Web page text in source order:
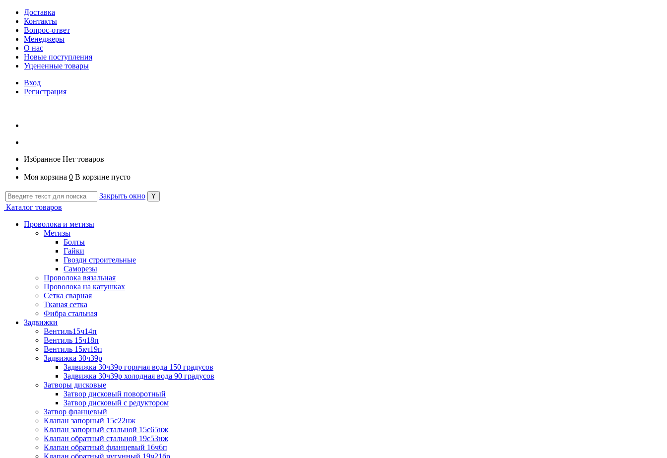
Доставка
Контакты
Вопрос-ответ
Менеджеры
О нас
Новые поступления
Уцененные товары
Вход
Регистрация
Избранное Нет товаров
Моя корзина 0 В корзине пусто
Закрыть окно
Каталог товаров
Проволока и метизы
Метизы
Болты
Гайки
Гвозди строительные
Саморезы
Проволока вязальная
Проволока на катушках
Сетка сварная
Тканая сетка
Фибра стальная
Задвижки
Вентиль15ч14п
Вентиль 15ч18п
Вентиль 15кч19п
Задвижка 30ч39р
Задвижка 30ч39р горячая вода 150 градусов
Задвижка 30ч39р холодная вода 90 градусов
Затворы дисковые
Затвор дисковый поворотный
Затвор дисковый с редуктором
Затвор фланцевый
Клапан запорный 15с22нж
Клапан запорный стальной 15с65нж
Клапан обратный стальной 19с53нж
Клапан обратный фланцевый 16ч6п
Клапан обратный чугунный 19ч21бр